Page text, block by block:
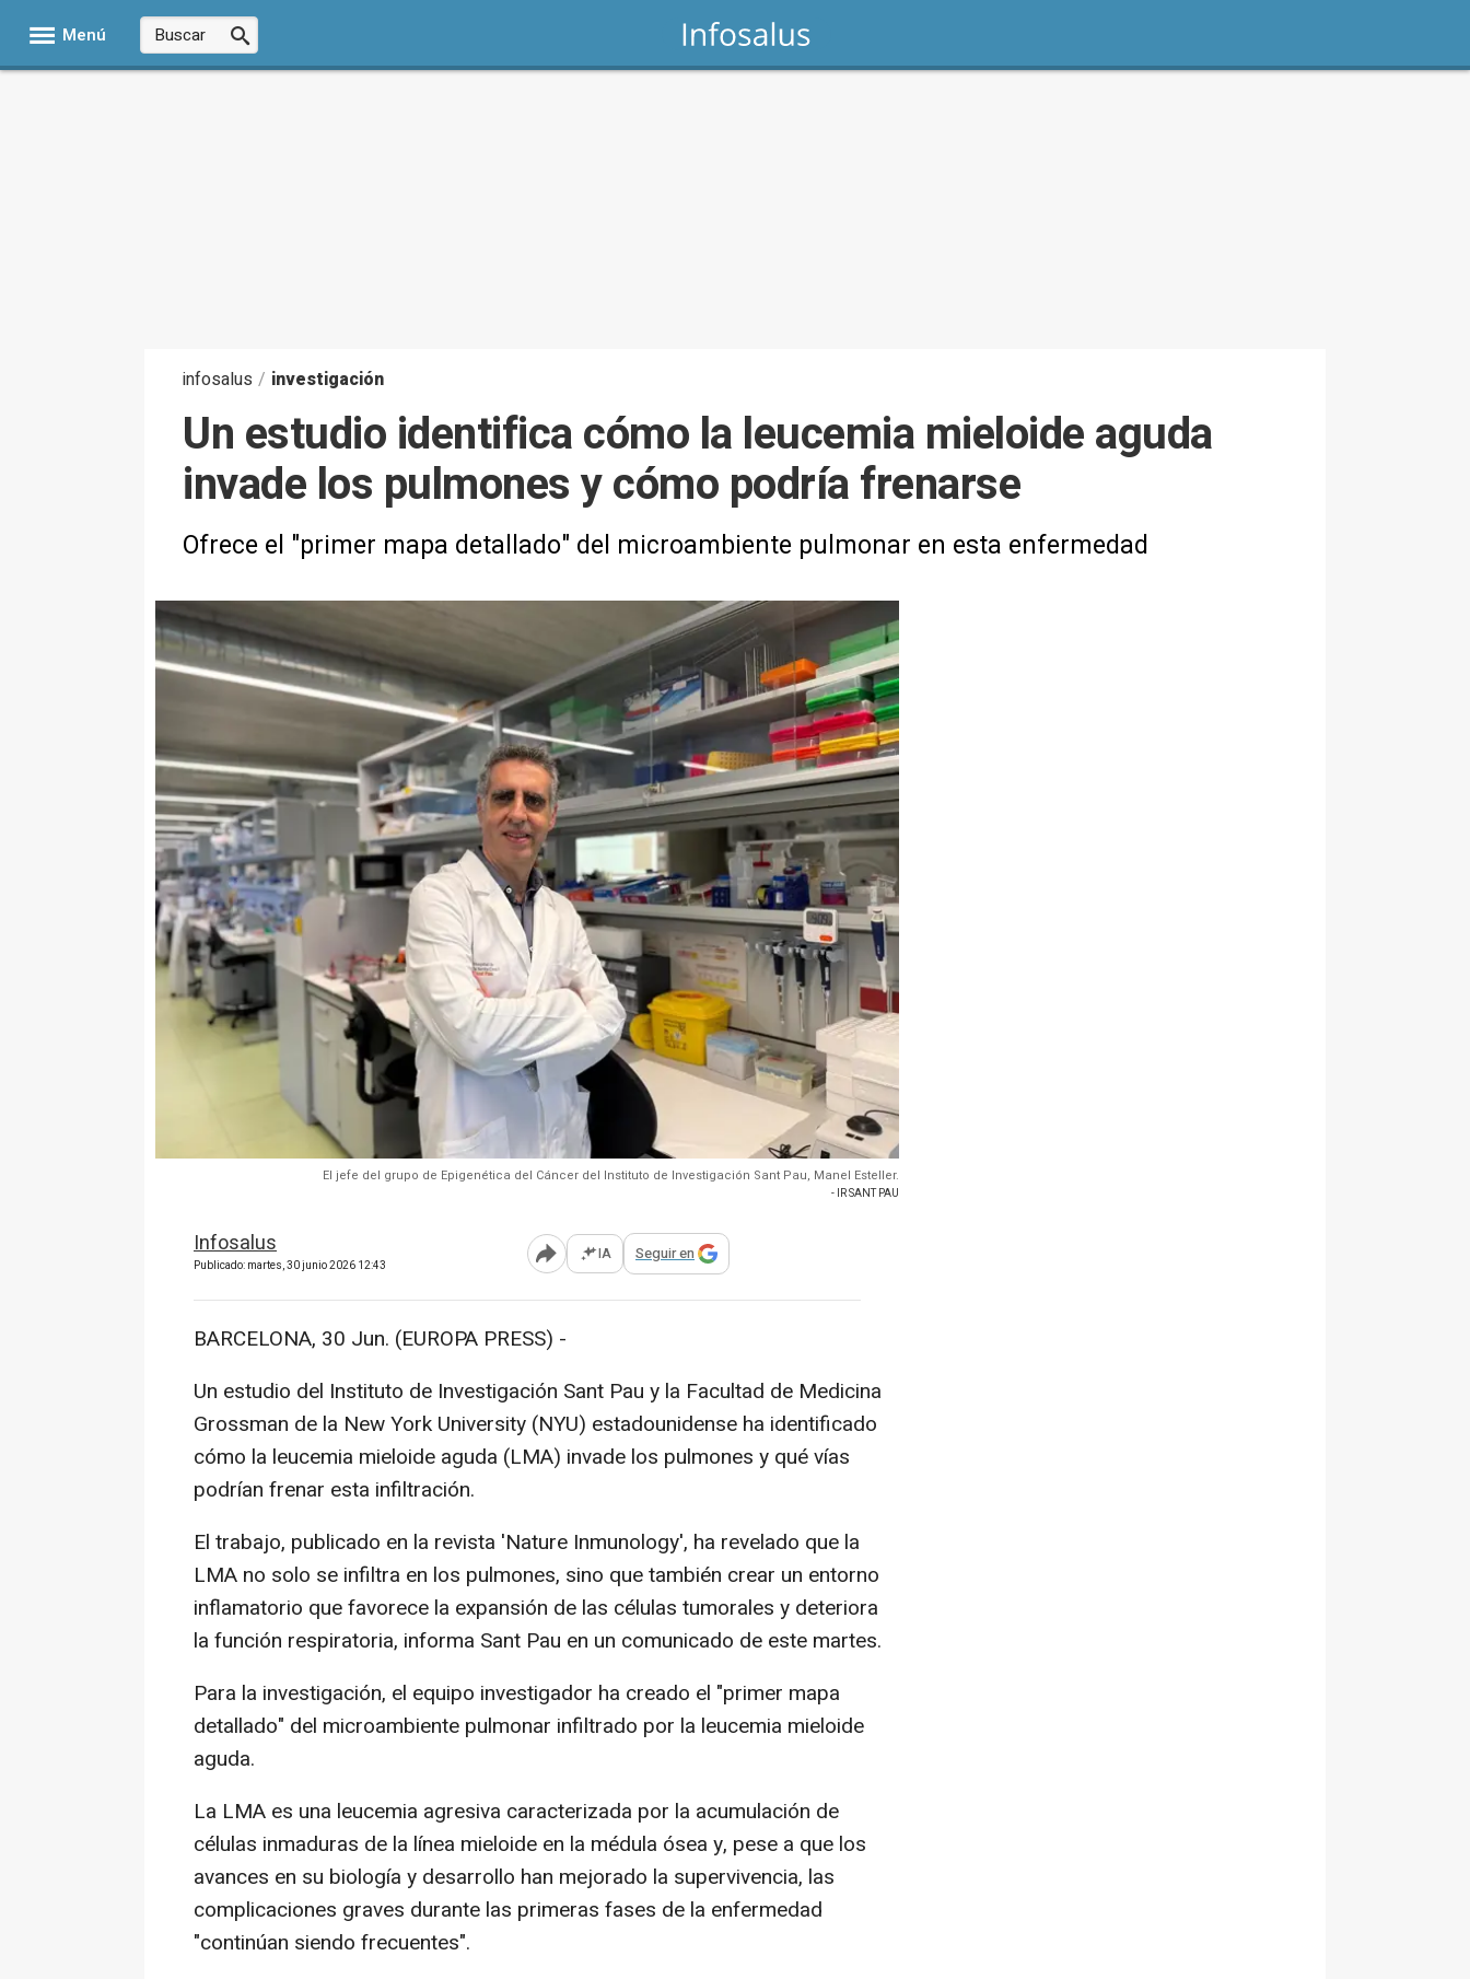
Menú
infosalus / investigación
Un estudio identifica cómo la leucemia mieloide aguda
invade los pulmones y cómo podría frenarse
Ofrece el "primer mapa detallado" del microambiente pulmonar en esta enfermedad
El jefe del grupo de Epigenética del Cáncer del Instituto de Investigación Sant Pau, Manel Esteller.
- IR SANT PAU
Infosalus
Publicado: martes, 30 junio 2026 12:43 Abrir opciones para compartir
IA Seguir en
BARCELONA, 30 Jun. (EUROPA PRESS) -
Un estudio del Instituto de Investigación Sant Pau y la Facultad de Medicina
Grossman de la New York University (NYU) estadounidense ha identificado
cómo la leucemia mieloide aguda (LMA) invade los pulmones y qué vías
podrían frenar esta infiltración.
El trabajo, publicado en la revista 'Nature Inmunology', ha revelado que la
LMA no solo se infiltra en los pulmones, sino que también crear un entorno
inflamatorio que favorece la expansión de las células tumorales y deteriora
la función respiratoria, informa Sant Pau en un comunicado de este martes.
Para la investigación, el equipo investigador ha creado el "primer mapa
detallado" del microambiente pulmonar infiltrado por la leucemia mieloide
aguda.
La LMA es una leucemia agresiva caracterizada por la acumulación de
células inmaduras de la línea mieloide en la médula ósea y, pese a que los
avances en su biología y desarrollo han mejorado la supervivencia, las
complicaciones graves durante las primeras fases de la enfermedad
"continúan siendo frecuentes".